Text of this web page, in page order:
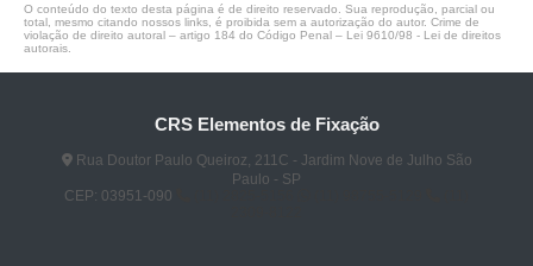
O conteúdo do texto desta página é de direito reservado. Sua reprodução, parcial ou
total, mesmo citando nossos links, é proibida sem a autorização do autor. Crime de
violação de direito autoral – artigo 184 do Código Penal – Lei 9610/98 - Lei de direitos
autorais
CRS Elementos de Fixação
Rua Doutor Paulo Queiroz, 211C - Jardim Nove de Julho São
Paulo - SP
CEP: 03951-090